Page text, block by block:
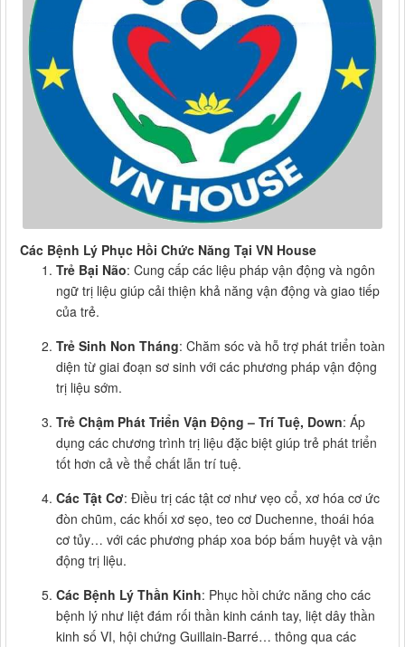
Các Bệnh Lý Phục Hồi Chức Năng Tại VN House
Trẻ Bại Não: Cung cấp các liệu pháp vận động và ngôn
ngữ trị liệu giúp cải thiện khả năng vận động và giao tiếp
của trẻ.
Trẻ Sinh Non Tháng: Chăm sóc và hỗ trợ phát triển toàn
diện từ giai đoạn sơ sinh với các phương pháp vận động
trị liệu sớm.
Trẻ Chậm Phát Triển Vận Động – Trí Tuệ, Down: Áp
dụng các chương trình trị liệu đặc biệt giúp trẻ phát triển
tốt hơn cả về thể chất lẫn trí tuệ.
Các Tật Cơ: Điều trị các tật cơ như vẹo cổ, xơ hóa cơ ức
đòn chũm, các khối xơ sẹo, teo cơ Duchenne, thoái hóa
cơ tủy… với các phương pháp xoa bóp bấm huyệt và vận
động trị liệu.
Các Bệnh Lý Thần Kinh: Phục hồi chức năng cho các
bệnh lý như liệt đám rối thần kinh cánh tay, liệt dây thần
kinh số VI, hội chứng Guillain-Barré… thông qua các